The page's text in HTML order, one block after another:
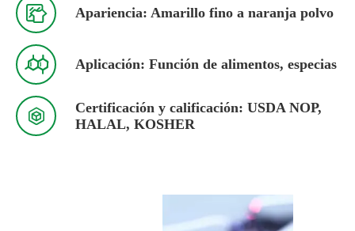
 Apariencia: Amarillo fino a naranja polvo
 Aplicación: Función de alimentos, especias

Certificación y calificación: USDA NOP,
HALAL, KOSHER